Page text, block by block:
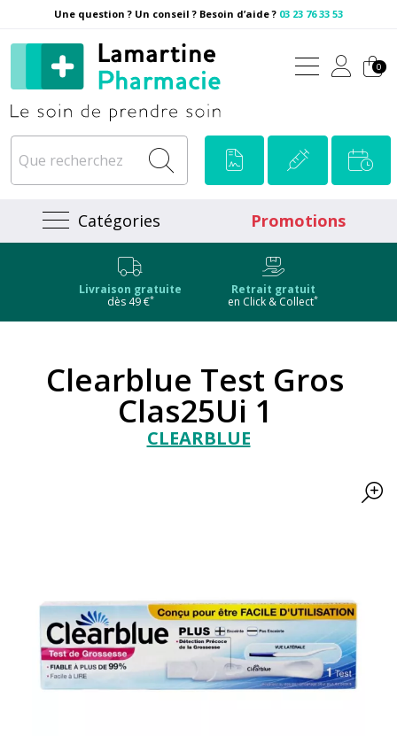
Une question ? Un conseil ? Besoin d’aide ? 03 23 76 33 53
Pharmacie Lamartine
0
Catégories Promotions
Livraison gratuite
dès 49 €*
Retrait gratuit
en Click & Collect*
Clearblue Test Gros
Clas25Ui 1
CLEARBLUE